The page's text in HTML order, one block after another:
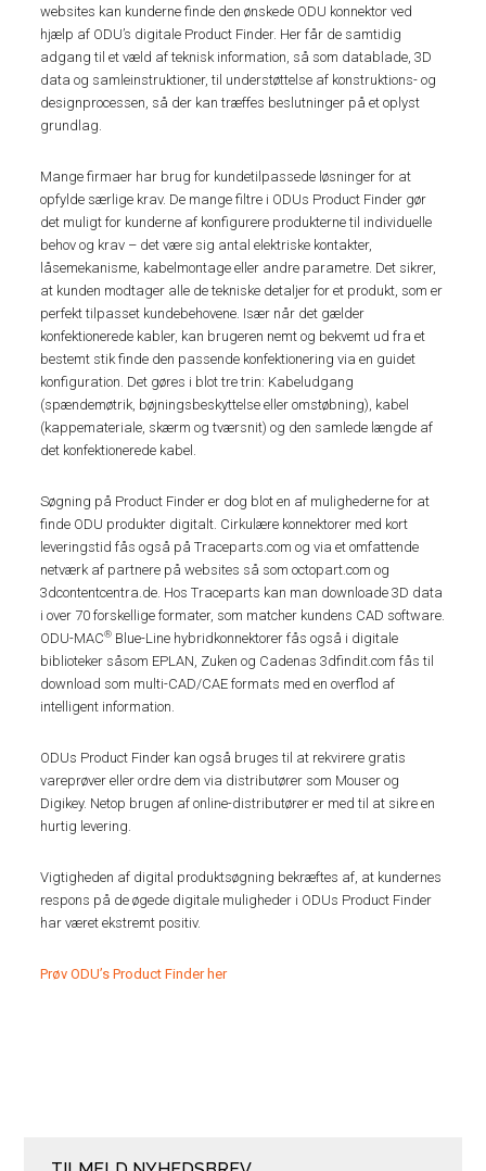
websites kan kunderne finde den ønskede ODU konnektor ved
hjælp af ODU’s digitale Product Finder. Her får de samtidig
adgang til et væld af teknisk information, så som datablade, 3D
data og samleinstruktioner, til understøttelse af konstruktions- og
designprocessen, så der kan træffes beslutninger på et oplyst
grundlag.
Mange firmaer har brug for kundetilpassede løsninger for at
opfylde særlige krav. De mange filtre i ODUs Product Finder gør
det muligt for kunderne af konfigurere produkterne til individuelle
behov og krav – det være sig antal elektriske kontakter,
låsemekanisme, kabelmontage eller andre parametre. Det sikrer,
at kunden modtager alle de tekniske detaljer for et produkt, som er
perfekt tilpasset kundebehovene. Især når det gælder
konfektionerede kabler, kan brugeren nemt og bekvemt ud fra et
bestemt stik finde den passende konfektionering via en guidet
konfiguration. Det gøres i blot tre trin: Kabeludgang
(spændemøtrik, bøjningsbeskyttelse eller omstøbning), kabel
(kappemateriale, skærm og tværsnit) og den samlede længde af
det konfektionerede kabel.
Søgning på Product Finder er dog blot en af mulighederne for at
finde ODU produkter digitalt. Cirkulære konnektorer med kort
leveringstid fås også på Traceparts.com og via et omfattende
netværk af partnere på websites så som octopart.com og
3dcontentcentra.de. Hos Traceparts kan man downloade 3D data
i over 70 forskellige formater, som matcher kundens CAD software.
ODU-MAC® Blue-Line hybridkonnektorer fås også i digitale
biblioteker såsom EPLAN, Zuken og Cadenas 3dfindit.com fås til
download som multi-CAD/CAE formats med en overflod af
intelligent information.
ODUs Product Finder kan også bruges til at rekvirere gratis
vareprøver eller ordre dem via distributører som Mouser og
Digikey. Netop brugen af online-distributører er med til at sikre en
hurtig levering.
Vigtigheden af digital produktsøgning bekræftes af, at kundernes
respons på de øgede digitale muligheder i ODUs Product Finder
har været ekstremt positiv.
Prøv ODU’s Product Finder her